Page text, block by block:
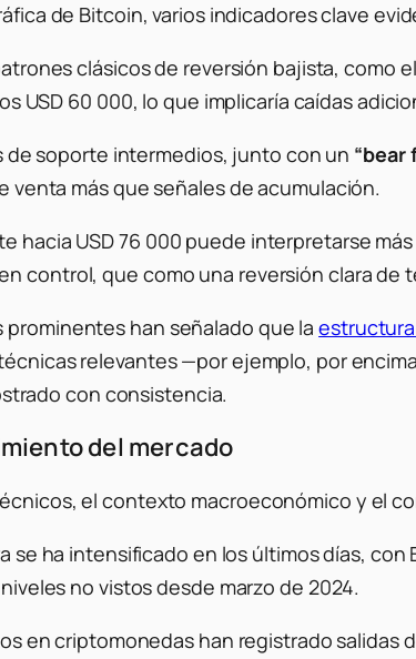
de Bitcoin, varios indicadores clave
clásicos de reversión bajista, como el
USD 60 000, lo que implicaría caídas
de soporte intermedios, junto con un “bear
venta más que señales de acumulación.
hacia USD 76 000 puede interpretarse
control, que como una reversión clara de
prominentes han señalado que la
relevantes —por ejemplo, por
con consistencia.
del mercado
el contexto macroeconómico y el
se ha intensificado en los últimos días,
no vistos desde marzo de 2024.
en criptomonedas han registrado